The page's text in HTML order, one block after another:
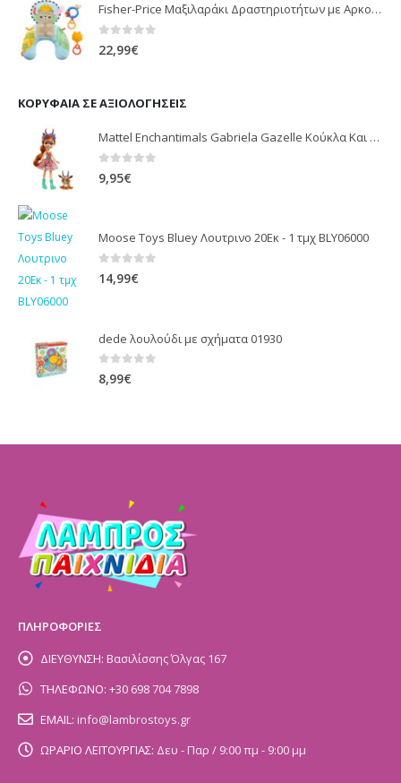
Fisher-Price Μαξιλαράκι Δραστηριοτήτων με Αρκουδάκι (JHB44)
22,99€
ΚΟΡΥΦΑΊΑ ΣΕ ΑΞΙΟΛΟΓΉΣΕΙΣ
Mattel Enchantimals Gabriela Gazelle Κούκλα Και Racer Ζωάκι Φιλαράκι Κούκλες FNH22 / GTM26
9,95€
Moose Toys Bluey Λουτρινο 20Εκ - 1 τμχ BLY06000
0 out of 5
14,99€
dede λουλούδι με σχήματα 01930
0 out of 5
8,99€
ΠΛΗΡΟΦΟΡΙΕΣ
ΔΙΕΥΘΥΝΣΗ: Βασιλίσσης Όλγας 167
ΤΗΛΕΦΩΝΟ: +30 698 704 7898
EMAIL: info@lambrostoys.gr
ΩΡΑΡΙΟ ΛΕΙΤΟΥΡΓΙΑΣ: Δευ - Παρ / 9:00 πμ - 9:00 μμ